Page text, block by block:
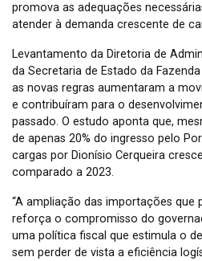
promova as adequações
atender à demanda crescente de
Levantamento da Diretoria de
da Secretaria de Estado da
as novas regras aumentaram a
e contribuíram para o
passado. O estudo aponta que,
de apenas 20% do ingresso pelo
cargas por Dionísio Cerqueira
comparado a 2023.
“A ampliação das importações que
reforça o compromisso do
uma política fiscal que estimula o
sem perder de vista a eficiência